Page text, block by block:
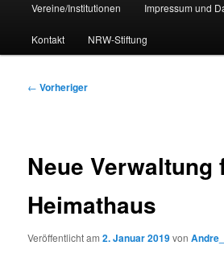
Vereine/Institutionen Impressum und
Kontakt NRW-Stiftung
Beitragsnavigation
← Vorheriger
Neue Verwaltung
Heimathaus
Veröffentlicht am2. Januar 2019von